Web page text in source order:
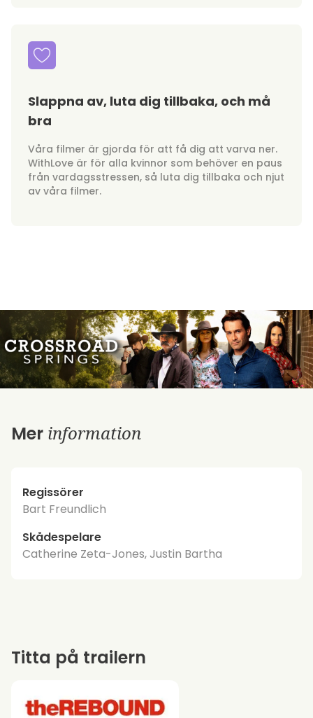
Slappna av, luta dig tillbaka, och må
bra
Våra filmer är gjorda för att få dig att varva ner.
WithLove är för alla kvinnor som behöver en paus
från vardagsstressen, så luta dig tillbaka och njut
av våra filmer.
Mer information
Regissörer
Bart Freundlich
Skådespelare
Catherine Zeta-Jones, Justin Bartha
Titta på trailern